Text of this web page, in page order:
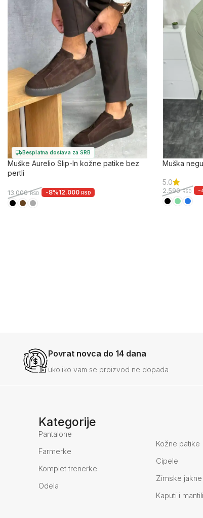
Besplatna dostava za SRB
Muške Aurelio Slip-In kožne patike bez
pertli
13.000RSD -8%12.000 RSD
Muška
5.0
2.590RSD -
Povrat novca do 14 dana
ukoliko vam se proizvod ne dopada
Kategorije
Pantalone
Farmerke
Komplet trenerke
Odela
Kožne patike
Cipele
Zimske jakne
Kaputi i mantili